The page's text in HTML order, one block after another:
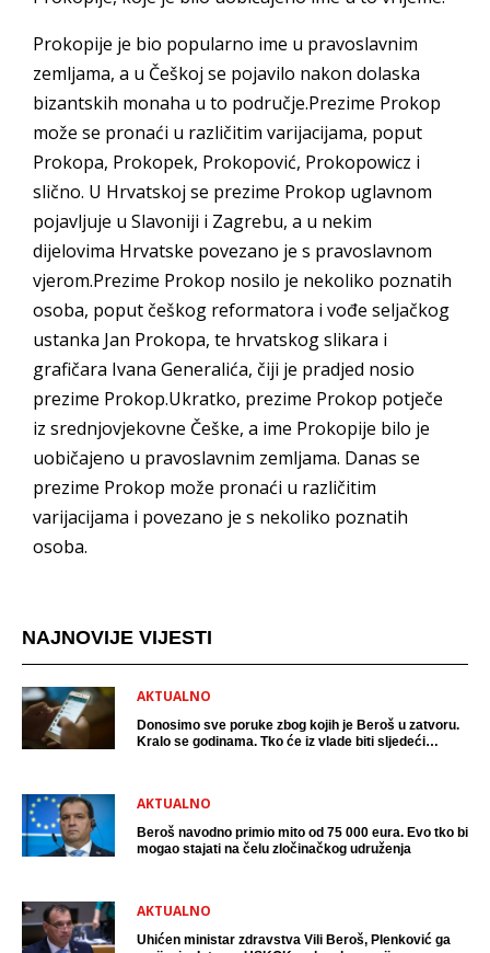
Prokopije je bio popularno ime u pravoslavnim
zemljama, a u Češkoj se pojavilo nakon dolaska
bizantskih monaha u to područje.Prezime Prokop
može se pronaći u različitim varijacijama, poput
Prokopa, Prokopek, Prokopović, Prokopowicz i
slično. U Hrvatskoj se prezime Prokop uglavnom
pojavljuje u Slavoniji i Zagrebu, a u nekim
dijelovima Hrvatske povezano je s pravoslavnom
vjerom.Prezime Prokop nosilo je nekoliko poznatih
osoba, poput češkog reformatora i vođe seljačkog
ustanka Jan Prokopa, te hrvatskog slikara i
grafičara Ivana Generalića, čiji je pradjed nosio
prezime Prokop.Ukratko, prezime Prokop potječe
iz srednjovjekovne Češke, a ime Prokopije bilo je
uobičajeno u pravoslavnim zemljama. Danas se
prezime Prokop može pronaći u različitim
varijacijama i povezano je s nekoliko poznatih
osoba.
NAJNOVIJE VIJESTI
AKTUALNO
Donosimo sve poruke zbog kojih je Beroš u zatvoru.
Kralo se godinama. Tko će iz vlade biti sljedeći
AKTUALNO
Beroš navodno primio mito od 75 000 eura. Evo tko bi
mogao stajati na čelu zločinačkog udruženja
AKTUALNO
Uhićen ministar zdravstva Vili Beroš, Plenković ga